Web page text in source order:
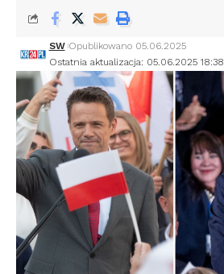
Ostatnia aktualizacja: 05.06.2025 18:38
SW Opublikowano 05.06.2025